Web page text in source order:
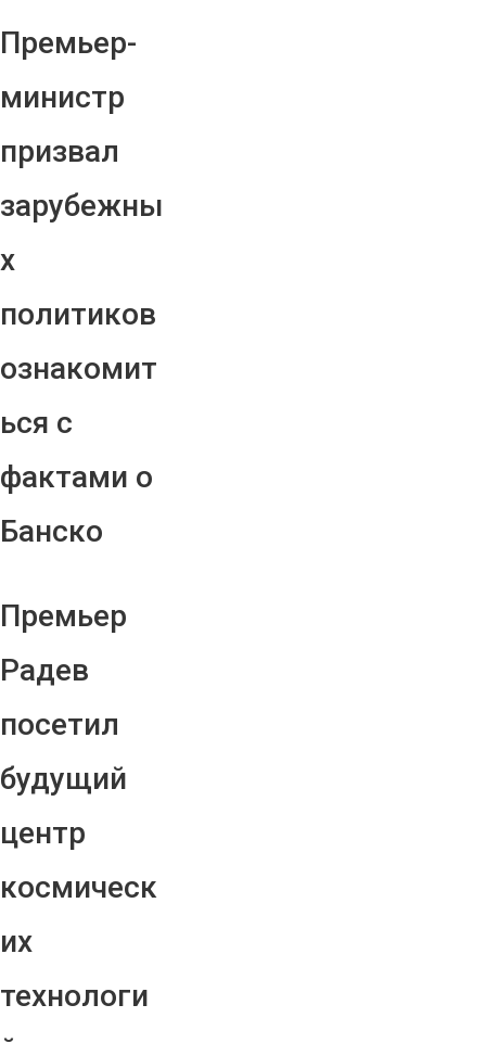
Премьер-
министр
призвал
зарубежны
х
политиков
ознакомит
ься с
фактами о
Банско
Премьер
Радев
посетил
будущий
центр
космическ
их
технологи